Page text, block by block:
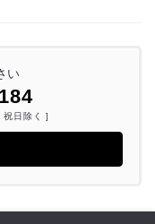
い
日除く ]